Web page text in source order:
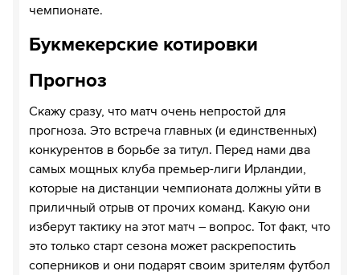
чемпионате.
Букмекерские котировки
Прогноз
Скажу сразу, что матч очень непростой для
прогноза. Это встреча главных (и единственных)
конкурентов в борьбе за титул. Перед нами два
самых мощных клуба премьер-лиги Ирландии,
которые на дистанции чемпионата должны уйти в
приличный отрыв от прочих команд. Какую они
изберут тактику на этот матч – вопрос. Тот факт, что
это только старт сезона может раскрепостить
соперников и они подарят своим зрителям футбол